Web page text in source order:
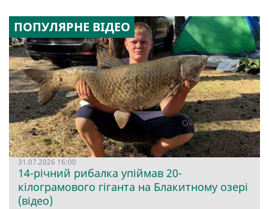
ПОПУЛЯРНЕ ВІДЕО
31.07.2026 16:00
14-річний рибалка упіймав 20-
кілограмового гіганта на Блакитному озері
(відео)